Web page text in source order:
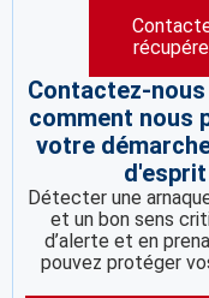
Contactez-
comment nous
votre
Détecter une
et un bon sens
d’alerte et en
pouvez protéger